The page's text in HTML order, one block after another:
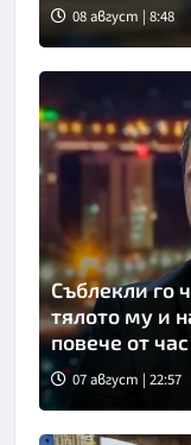
08 август | 8:48
Съблекли го
тялото му и
повече от час
07 август | 22:57